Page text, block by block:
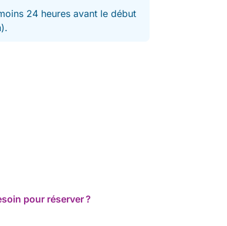
24 heures avant le début
pour réserver ?